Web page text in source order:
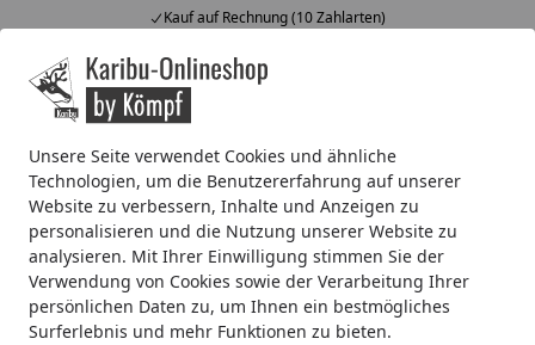
Unsere Seite verwendet Cookies und ähnliche
Technologien, um die Benutzererfahrung auf unserer
Website zu verbessern, Inhalte und Anzeigen zu
personalisieren und die Nutzung unserer Website zu
analysieren. Mit Ihrer Einwilligung stimmen Sie der
Verwendung von Cookies sowie der Verarbeitung Ihrer
persönlichen Daten zu, um Ihnen ein bestmögliches
Surferlebnis und mehr Funktionen zu bieten.
Kauf auf Rechnung (10 Zahlarten)
Alle Produkte
Mein Konto
Startseite
Osmo Hartwachs-Öl Original für Fußböden
Osmo Hartwachs-Öl Original für
Fußböden
(31 Bewertungen)